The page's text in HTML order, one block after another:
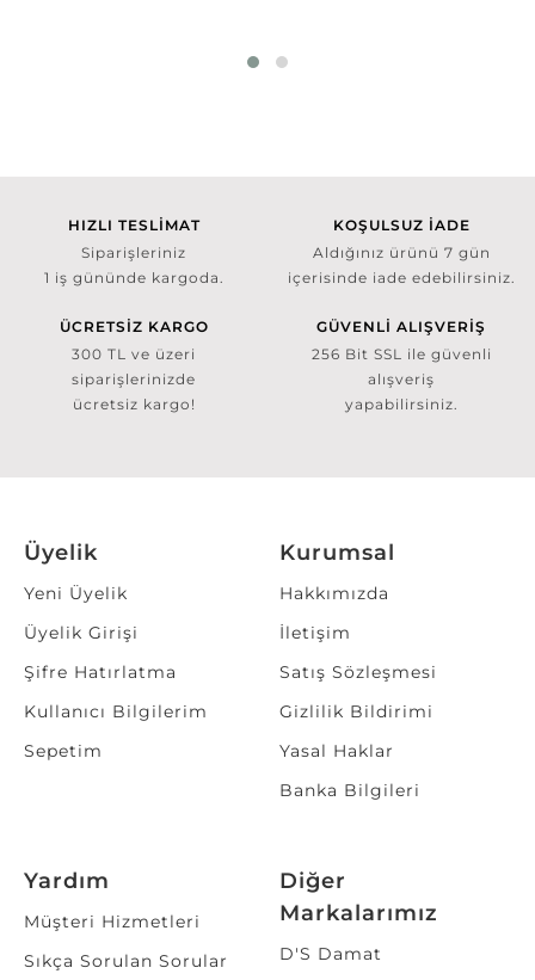
HIZLI TESLİMAT
Siparişleriniz
1 iş gününde kargoda.
KOŞULSUZ İADE
Aldığınız ürünü 7 gün
içerisinde iade edebilirsiniz.
ÜCRETSİZ KARGO
300 TL ve üzeri
siparişlerinizde
ücretsiz kargo!
GÜVENLİ ALIŞVERİŞ
256 Bit SSL ile güvenli
alışveriş
yapabilirsiniz.
Üyelik
Yeni Üyelik
Üyelik Girişi
Şifre Hatırlatma
Kullanıcı Bilgilerim
Sepetim
Kurumsal
Hakkımızda
İletişim
Satış Sözleşmesi
Gizlilik Bildirimi
Yasal Haklar
Banka Bilgileri
Yardım
Müşteri Hizmetleri
Sıkça Sorulan Sorular
Diğer
Markalarımız
D'S Damat